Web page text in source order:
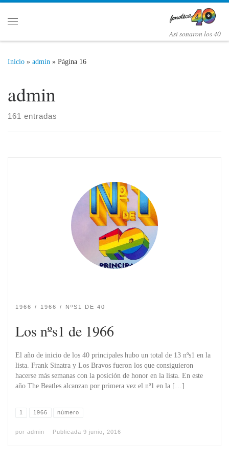
Así­ sonaron los 40
Inicio » admin » Página 16
admin
161 entradas
1966 1966 NºS1 DE 40
Los nºs1 de 1966
El año de inicio de los 40 principales hubo un total de 13 nºs1 en la
lista. Frank Sinatra y Los Bravos fueron los que consiguieron
hacerse más semanas con la posición de honor en la lista. En este
año The Beatles alcanzan por primera vez el nº1 en la […]
1 1966 número
por admin Publicada 9 junio, 2016